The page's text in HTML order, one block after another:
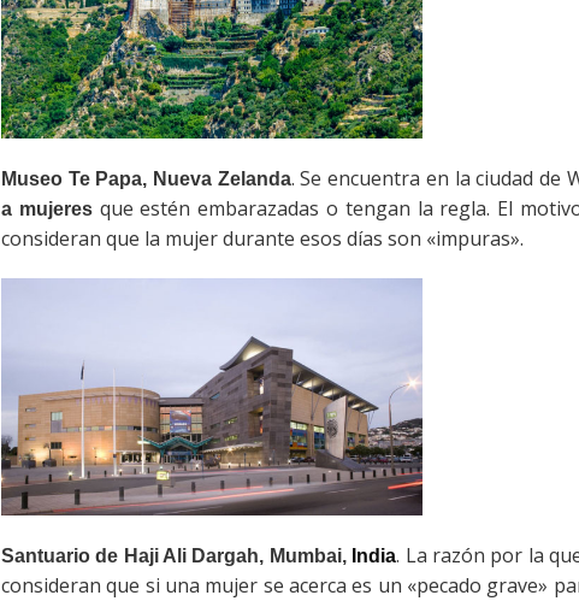
Museo Te Papa, Nueva Zelanda. Se encuentra en la ciudad de
a mujeresque estén embarazadas o tengan la regla. El
consideran que la mujer durante esos días son «impuras».
Santuario de Haji Ali Dargah, Mumbai, India. La razón por la
consideran que si una mujer se acerca es un «pecado grave»